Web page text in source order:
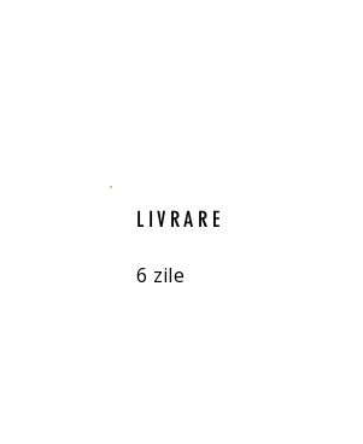
LIVRARE
6 zile